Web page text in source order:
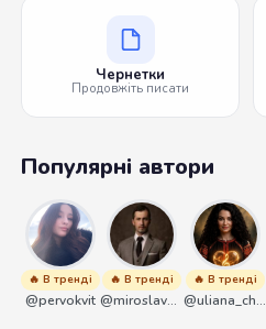
Чернетки
Продовжіть писати
Популярні автори
🔥 В тренді
@pervokvit
🔥 В тренді
@miroslavmaniyk
🔥 В тренді
@uliana_chernenko